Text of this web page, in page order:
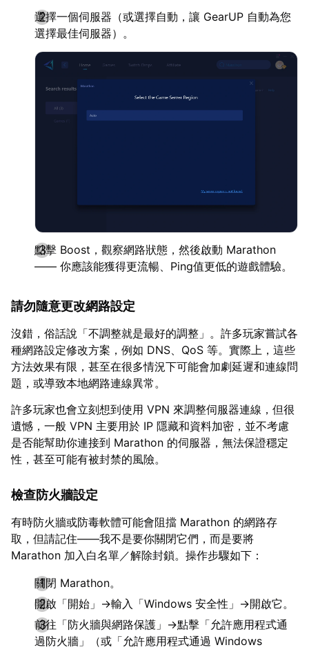
選擇一個伺服器（或選擇自動，讓 GearUP 自動為您
選擇最佳伺服器）。
點擊 Boost，觀察網路狀態，然後啟動 Marathon
—— 你應該能獲得更流暢、Ping值更低的遊戲體驗。
請勿隨意更改網路設定
沒錯，俗話說「不調整就是最好的調整」。許多玩家嘗試各
種網路設定修改方案，例如 DNS、QoS 等。實際上，這些
方法效果有限，甚至在很多情況下可能會加劇延遲和連線問
題，或導致本地網路連線異常。
許多玩家也會立刻想到使用 VPN 來調整伺服器連線，但很
遺憾，一般 VPN 主要用於 IP 隱藏和資料加密，並不考慮
是否能幫助你連接到 Marathon 的伺服器，無法保證穩定
性，甚至可能有被封禁的風險。
檢查防火牆設定
有時防火牆或防毒軟體可能會阻擋 Marathon 的網路存
取，但請記住——我不是要你關閉它們，而是要將
Marathon 加入白名單／解除封鎖。操作步驟如下：
關閉 Marathon。
開啟「開始」→輸入「Windows 安全性」→開啟它。
前往「防火牆與網路保護」→點擊「允許應用程式通
過防火牆」（或「允許應用程式通過 Windows